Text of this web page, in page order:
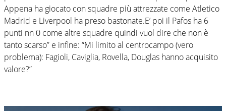
Appena ha giocato con squadre più attrezzate come Atletico
Madrid e Liverpool ha preso bastonate.E’ poi il Pafos ha 6
punti nn 0 come altre squadre quindi vuol dire che non è
tanto scarso” e infine: “Mi limito al centrocampo (vero
problema): Fagioli, Caviglia, Rovella, Douglas hanno acquisito
valore?”